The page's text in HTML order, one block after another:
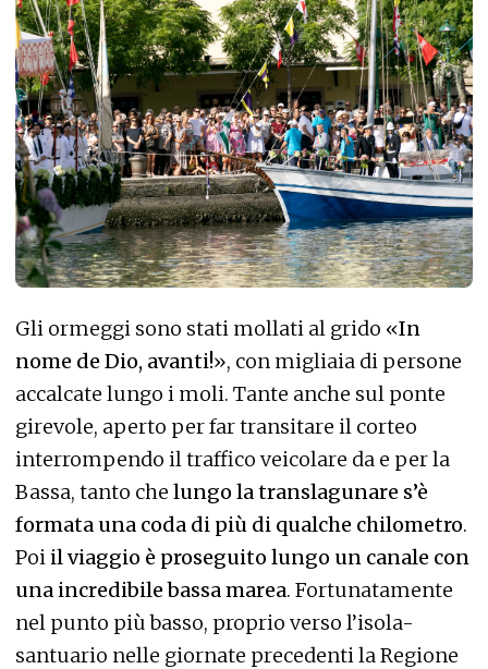
Gli ormeggi sono stati mollati al grido «In
nome de Dio, avanti!», con migliaia di persone
accalcate lungo i moli. Tante anche sul ponte
girevole, aperto per far transitare il corteo
interrompendo il traffico veicolare da e per la
Bassa, tanto che lungo la translagunare s’è
formata una coda di più di qualche chilometro.
Poi il viaggio è proseguito lungo un canale con
una incredibile bassa marea. Fortunatamente
nel punto più basso, proprio verso l’isola-
santuario nelle giornate precedenti la Regione